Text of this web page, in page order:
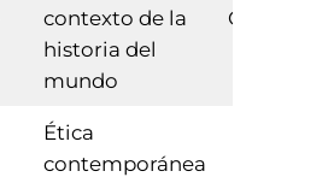
contexto de la
historia del
mundo
Ética
contemporánea